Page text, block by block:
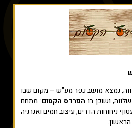
נמצא מושב כפר מע"ש – מקום שבו
ושוכן בו הפרדס הקסום: מתחם
ניחוחות הדרים, עיצוב חמים ואנרגיה